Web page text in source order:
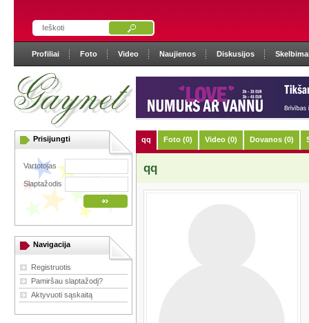
Profiliai Foto Video Naujienos Diskusijos
Prisijungti
Vartotojas
Slaptažodis
Navigacija
Registruotis
Pamiršau slaptažodį?
Aktyvuoti sąskaitą
qq Foto (0) Video (0) Dovanos (0)
qq